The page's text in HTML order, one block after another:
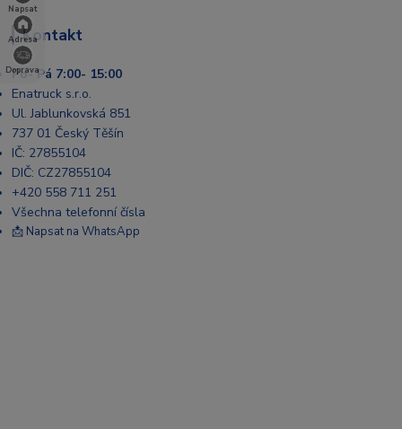
Napsat
Adresa
Doprava
Kontakt
Po- Pá 7:00- 15:00
Enatruck s.r.o.
Ul. Jablunkovská 851
737 01 Český Těšín
IČ: 27855104
DIČ: CZ27855104
+420 558 711 251
Všechna telefonní čísla
📩 Napsat na WhatsApp